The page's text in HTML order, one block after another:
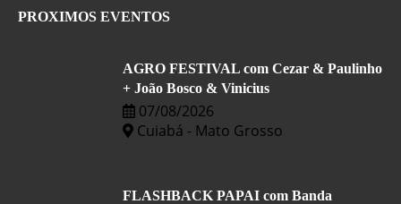
PROXIMOS EVENTOS
AGRO FESTIVAL com Cezar & Paulinho
+ João Bosco & Vinicius
07/08/2026
Cuiabá - Mato Grosso
FLASHBACK PAPAI com Banda